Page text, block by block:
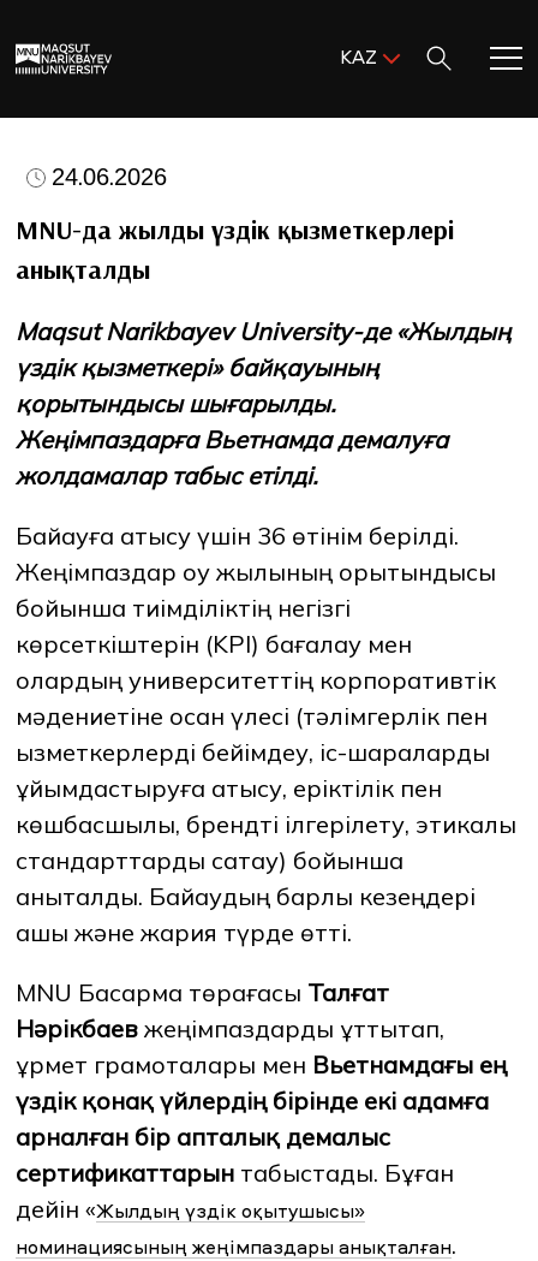
KAZ
MNU-ге қош келдіңіз!
Академиялық өмір
Зерттеу және ғылым
Оқуға қабылдау және қолдау
ЖАҢАЛЫҚТАРБАҚ БІЗ ТУРАЛЫЖҰМЫС ОРЫНДАРЫ
ТҮЛЕКТЕРENDOWMENT
ENG KAZ RUS
24.06.2026
MNU-да жылдың үздік қызметкерлері
анықталды
Maqsut Narikbayev University-де «Жылдың
үздік қызметкері» байқауының
қорытындысы шығарылды.
Жеңімпаздарға Вьетнамда демалуға
жолдамалар табыс етілді.
Байқауға қатысу үшін 36 өтінім берілді.
Жеңімпаздар оқу жылының қорытындысы
бойынша тиімділіктің негізгі
көрсеткіштерін (KPI) бағалау мен
олардың университеттің корпоративтік
мәдениетіне қосқан үлесі (тәлімгерлік пен
қызметкерлерді бейімдеу, іс-шараларды
ұйымдастыруға қатысу, еріктілік пен
көшбасшылық, брендті ілгерілету, этикалық
стандарттарды сақтау) бойынша
анықталды. Байқаудың барлық кезеңдері
ашық және жария түрде өтті.
MNU Басқарма төрағасы Талғат
Нәрікбаев жеңімпаздарды құттықтап,
құрмет грамоталары мен Вьетнамдағы ең
үздік қонақ үйлердің бірінде екі адамға
арналған бір апталық демалыс
сертификаттарын табыстады. Бұған
дейін «Жылдың үздік оқытушысы»
номинациясының жеңімпаздары анықталған.